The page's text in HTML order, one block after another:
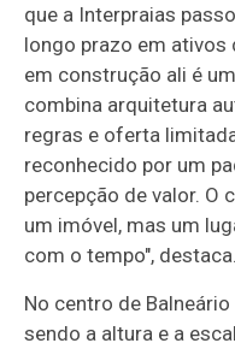
que a Interpraias
longo prazo em ativos
em construção ali é
combina arquitetura
regras e oferta
reconhecido por um
percepção de valor. O
um imóvel, mas um
com o tempo", destaca.
No centro de
sendo a altura e a